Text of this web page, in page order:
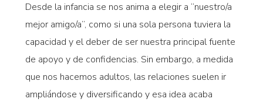
Desde la infancia se nos anima a elegir a “nuestro/a
mejor amigo/a”, como si una sola persona tuviera la
capacidad y el deber de ser nuestra principal fuente
de apoyo y de confidencias. Sin embargo, a medida
que nos hacemos adultos, las relaciones suelen ir
ampliándose y diversificando y esa idea acaba